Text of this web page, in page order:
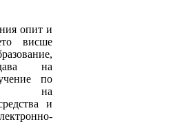
опит и
висше
на
по
на
и